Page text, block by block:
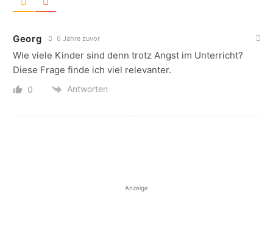
Georg 6 Jahre zuvor
Wie viele Kinder sind denn trotz Angst im Unterricht?
Diese Frage finde ich viel relevanter.
0 Antworten
Anzeige